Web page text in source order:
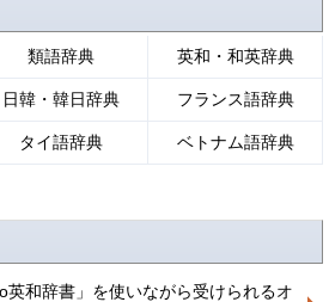
類語辞典 英和・和英辞典
日韓・韓日辞典 フランス語辞典
タイ語辞典 ベトナム語辞典
和辞書」を使いながら受けられるオ